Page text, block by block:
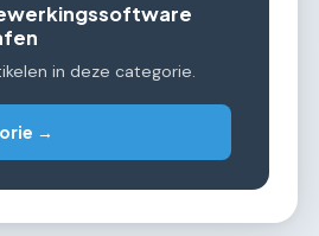
in deze categorie.
→